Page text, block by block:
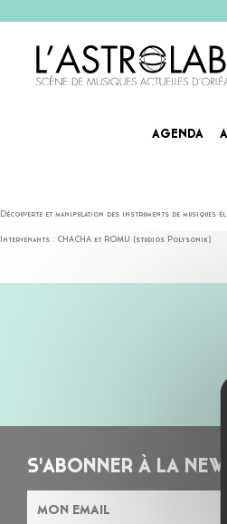
AGENDA
ATELIER – LES
Découverte et manipulation des instruments de musiques
Intervenants : CHACHA et ROMU (studios Polysonik)
S'ABONNER À LA